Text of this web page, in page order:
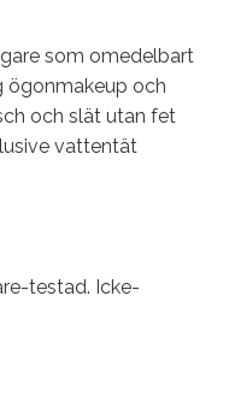
som omedelbart
ögonmakeup och
och slät utan fet
vattentät
testad. Icke-